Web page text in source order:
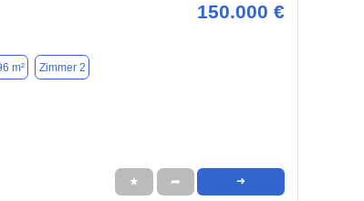
150.000 €
m² Zimmer 2
★ ➦ ➜